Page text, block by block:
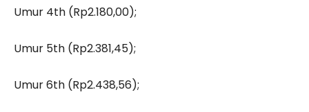
Umur 4th (Rp2.180,00);
Umur 5th (Rp2.381,45);
Umur 6th (Rp2.438,56);